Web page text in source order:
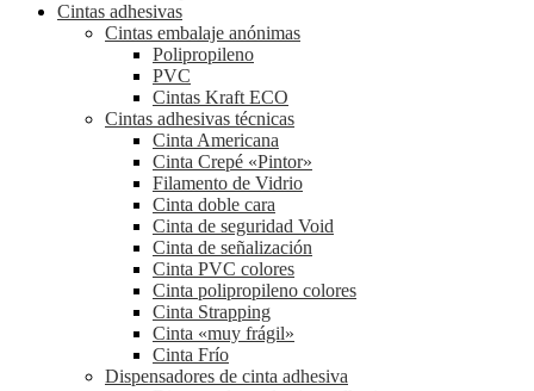
Cintas adhesivas
Cintas embalaje anónimas
Polipropileno
PVC
Cintas Kraft ECO
Cintas adhesivas técnicas
Cinta Americana
Cinta Crepé «Pintor»
Filamento de Vidrio
Cinta doble cara
Cinta de seguridad Void
Cinta de señalización
Cinta PVC colores
Cinta polipropileno colores
Cinta Strapping
Cinta «muy frágil»
Cinta Frío
Dispensadores de cinta adhesiva